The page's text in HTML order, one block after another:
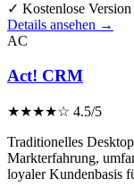
✓ Kostenlose
Details ansehen →
AC
Act! CRM
★★★★☆ 4.5/5
Traditionelles
Markterfahrung,
loyaler Kundenbasis